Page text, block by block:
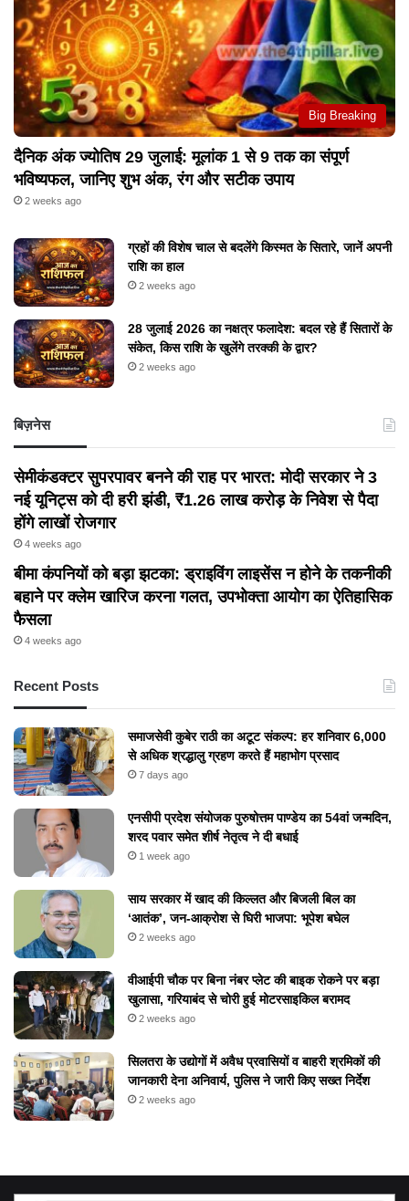
Big Breaking
दैनिक अंक ज्योतिष 29 जुलाई: मूलांक 1 से 9 तक का संपूर्ण
भविष्यफल, जानिए शुभ अंक, रंग और सटीक उपाय
2 weeks ago
ग्रहों की विशेष चाल से बदलेंगे किस्मत के सितारे, जानें अपनी
राशि का हाल
2 weeks ago
28 जुलाई 2026 का नक्षत्र फलादेश: बदल रहे हैं सितारों के
संकेत, किस राशि के खुलेंगे तरक्की के द्वार?
2 weeks ago
बिज़नेस
सेमीकंडक्टर सुपरपावर बनने की राह पर भारत: मोदी सरकार ने 3
नई यूनिट्स को दी हरी झंडी, ₹1.26 लाख करोड़ के निवेश से पैदा
होंगे लाखों रोजगार
4 weeks ago
बीमा कंपनियों को बड़ा झटका: ड्राइविंग लाइसेंस न होने के तकनीकी
बहाने पर क्लेम खारिज करना गलत, उपभोक्ता आयोग का ऐतिहासिक
फैसला
4 weeks ago
Recent Posts
समाजसेवी कुबेर राठी का अटूट संकल्प: हर शनिवार 6,000
से अधिक श्रद्धालु ग्रहण करते हैं महाभोग प्रसाद
7 days ago
एनसीपी प्रदेश संयोजक पुरुषोत्तम पाण्डेय का 54वां जन्मदिन,
शरद पवार समेत शीर्ष नेतृत्व ने दी बधाई
1 week ago
​साय सरकार में खाद की किल्लत और बिजली बिल का
‘आतंक’, जन-आक्रोश से घिरी भाजपा: भूपेश बघेल
2 weeks ago
वीआईपी चौक पर बिना नंबर प्लेट की बाइक रोकने पर बड़ा
खुलासा, गरियाबंद से चोरी हुई मोटरसाइकिल बरामद
2 weeks ago
सिलतरा के उद्योगों में अवैध प्रवासियों व बाहरी श्रमिकों की
जानकारी देना अनिवार्य, पुलिस ने जारी किए सख्त निर्देश
2 weeks ago